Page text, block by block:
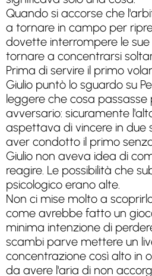
Quando si accorse che
a tornare in campo per
dovette interrompere le
tornare a concentrarsi
Prima di servire il primo
Giulio puntò lo sguardo su
leggere che cosa
avversario: sicuramente
aspettava di vincere in due
aver condotto il primo
Giulio non aveva idea di
reagire. Le possibilità che
psicologico erano alte.
Non ci mise molto a
come avrebbe fatto un
minima intenzione di
scambi parve mettere un
concentrazione così alto in
da avere l'aria di non